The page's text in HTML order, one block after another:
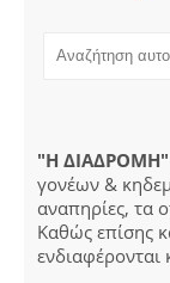
"Η ΔΙΑΔΡΟΜΗ"
γονέων &
αναπηρίες, τα
Καθώς επίσης